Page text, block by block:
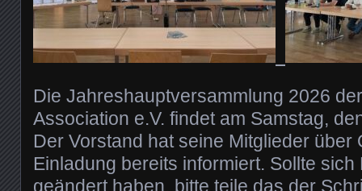
Die Jahreshauptversammlung 2026
Association e.V. findet am Samstag,
Der Vorstand hat seine Mitglieder über
Einladung bereits informiert. Sollte sich
geändert haben, bitte teile das der